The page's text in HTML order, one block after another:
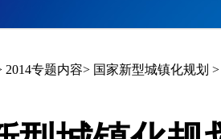
2014专题内容> 国家新型城镇化规划